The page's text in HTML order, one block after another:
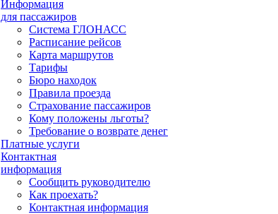
Информация
для пассажиров
Система ГЛОНАСС
Расписание рейсов
Карта маршрутов
Тарифы
Бюро находок
Правила проезда
Страхование пассажиров
Кому положены льготы?
Требование о возврате денег
Платные услуги
Контактная
информация
Сообщить руководителю
Как проехать?
Контактная информация